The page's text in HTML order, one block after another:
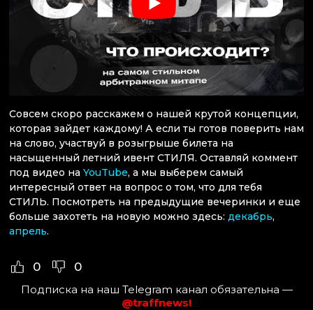
Совсем скоро расскажем о нашей крутой концепции,
которая зайдет каждому! А если ты готов поверить нам
на слово, участвуй в розыгрыше билета на
насыщенный летний ивент СТИЛЯ. Оставляй коммент
под видео на YouTube, а мы выберем самый
интересный ответ на вопрос о том, что для тебя
СТИЛЬ. Посмотреть на предыдущие вечеринки и еще
больше захотеть на новую можно здесь: декабрь,
апрель.
0 0
Подписка на наш Telegram канал обязательна —
@traffnews!